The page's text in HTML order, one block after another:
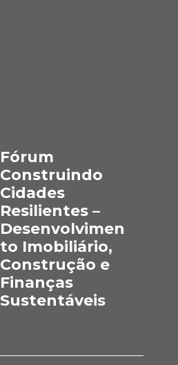
Fórum
Construindo
Cidades
Resilientes –
Desenvolvimen
to Imobiliário,
Construção e
Finanças
Sustentáveis